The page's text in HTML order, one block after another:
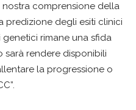
nostra comprensione della
predizione degli esiti clinici
genetici rimane una sfida
sarà rendere disponibili
la progressione o